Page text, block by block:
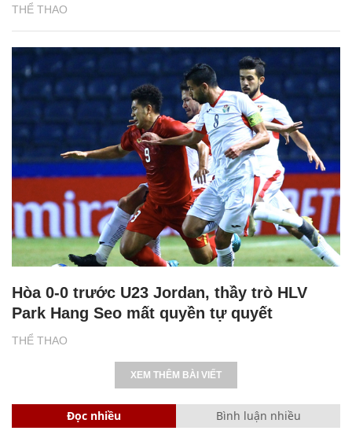
THỂ THAO
THỂ THAO
Hòa 0-0 trước U23 Jordan, thầy trò HLV
Park Hang Seo mất quyền tự quyết
XEM THÊM BÀI VIẾT
Đọc nhiều Bình luận nhiều